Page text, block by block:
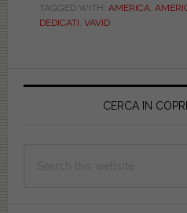
DEDICATO.
TAGGED WITH: AMERICA,
DEDICATI, VAVID
Primary
CERCA IN